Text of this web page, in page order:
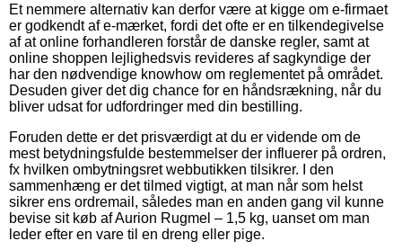
Et nemmere alternativ kan derfor være at kigge om e-firmaet
er godkendt af e-mærket, fordi det ofte er en tilkendegivelse
af at online forhandleren forstår de danske regler, samt at
online shoppen lejlighedsvis revideres af sagkyndige der
har den nødvendige knowhow om reglementet på området.
Desuden giver det dig chance for en håndsrækning, når du
bliver udsat for udfordringer med din bestilling.
Foruden dette er det prisværdigt at du er vidende om de
mest betydningsfulde bestemmelser der influerer på ordren,
fx hvilken ombytningsret webbutikken tilsikrer. I den
sammenhæng er det tilmed vigtigt, at man når som helst
sikrer ens ordremail, således man en anden gang vil kunne
bevise sit køb af Aurion Rugmel – 1,5 kg, uanset om man
leder efter en vare til en dreng eller pige.